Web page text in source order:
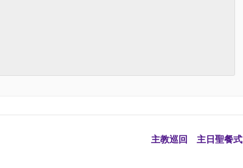
主教巡回 主日聖餐式